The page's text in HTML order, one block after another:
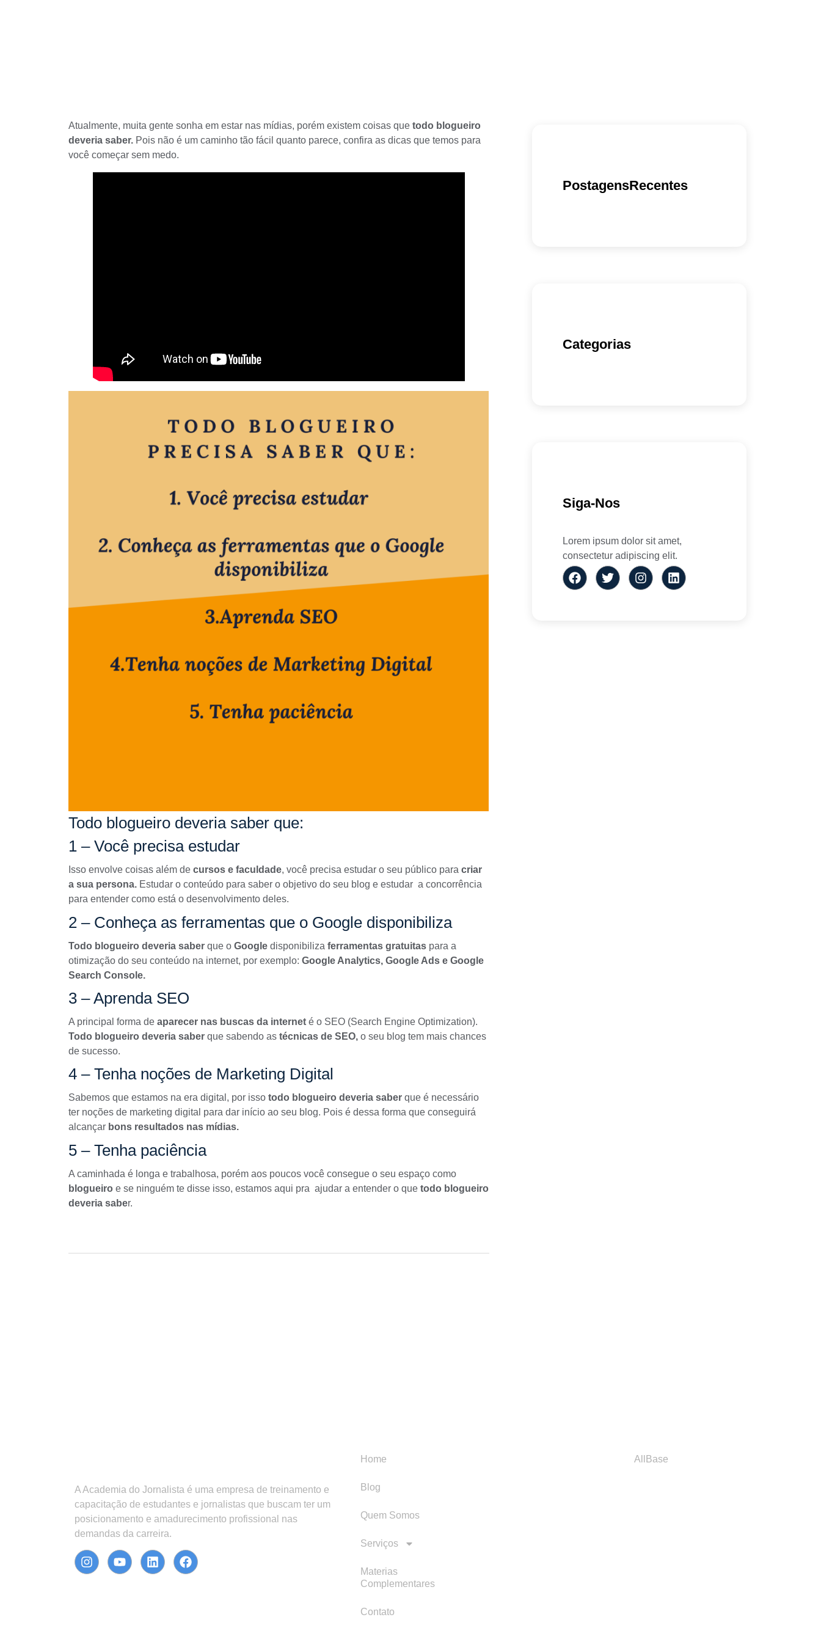
Atualmente, muita gente sonha em estar nas mídias, porém existem coisas que todo blogueiro
deveria saber. Pois não é um caminho tão fácil quanto parece, confira as dicas que temos para
você começar sem medo.
Todo blogueiro deveria saber que:
1 – Você precisa estudar
Isso envolve coisas além de cursos e faculdade, você precisa estudar o seu público para criar
a sua persona. Estudar o conteúdo para saber o objetivo do seu blog e estudar a concorrência
para entender como está o desenvolvimento deles.
2 – Conheça as ferramentas que o Google disponibiliza
Todo blogueiro deveria saber que o Google disponibiliza ferramentas gratuitas para a
otimização do seu conteúdo na internet, por exemplo: Google Analytics, Google Ads e Google
Search Console.
3 – Aprenda SEO
A principal forma de aparecer nas buscas da internet é o SEO (Search Engine Optimization).
Todo blogueiro deveria saber que sabendo as técnicas de SEO, o seu blog tem mais chances
de sucesso.
4 – Tenha noções de Marketing Digital
Sabemos que estamos na era digital, por isso todo blogueiro deveria saber que é necessário
ter noções de marketing digital para dar início ao seu blog. Pois é dessa forma que conseguirá
alcançar bons resultados nas mídias.
5 – Tenha paciência
A caminhada é longa e trabalhosa, porém aos poucos você consegue o seu espaço como
blogueiro e se ninguém te disse isso, estamos aqui pra ajudar a entender o que todo blogueiro
deveria saber.
PostagensRecentes
Categorias
Siga-Nos
Lorem ipsum dolor sit amet,
consectetur adipiscing elit.
A Academia do Jornalista é uma empresa de treinamento e
capacitação de estudantes e jornalistas que buscam ter um
posicionamento e amadurecimento profissional nas
demandas da carreira.
Home
Blog
Quem Somos
Serviços
Materias
Complementares
Contato
AllBase